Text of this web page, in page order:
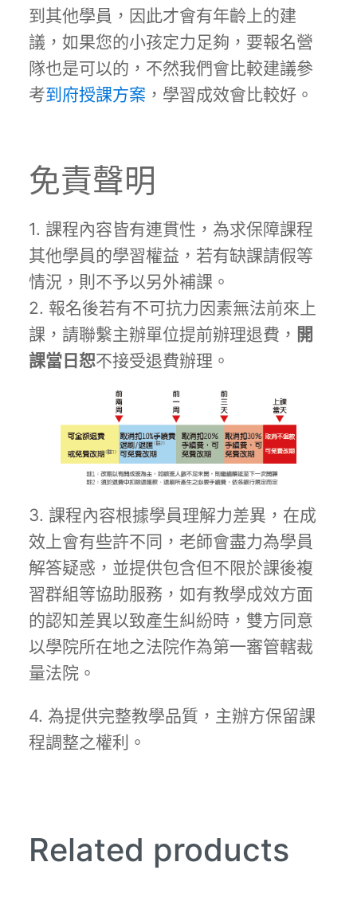
到其他學員，因此才會有年齡上的建
議，如果您的小孩定力足夠，要報名營
隊也是可以的，不然我們會比較建議參
考到府授課方案 ，學習成效會比較好。
免責聲明
1. 課程內容皆有連貫性，為求保障課程
其他學員的學習權益，若有缺課請假等
情況，則不予以另外補課。
2. 報名後若有不可抗力因素無法前來上
課，請聯繫主辦單位提前辦理退費， 開
課當日恕不接受退費辦理。
3. 課程內容根據學員理解力差異，在成
效上會有些許不同，老師會盡力為學員
解答疑惑，並提供包含但不限於課後複
習群組等協助服務，如有教學成效方面
的認知差異以致產生糾紛時，雙方同意
以學院所在地之法院作為第一審管轄裁
量法院。
4. 為提供完整教學品質，主辦方保留課
程調整之權利。
Related products